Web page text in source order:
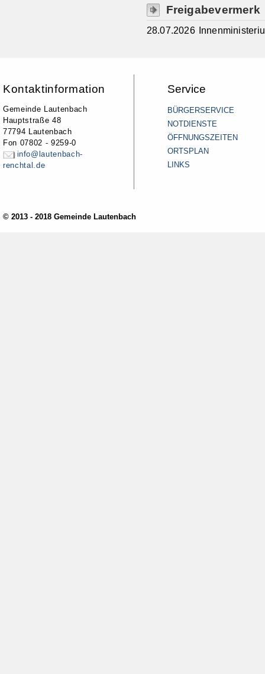
Freigabevermerk
28.07.2026
Kontaktinformation
Gemeinde Lautenbach
Hauptstraße 48
77794 Lautenbach
Fon 07802 - 9259-0
info@lautenbach-
renchtal.de
Service
BÜRGERSERVICE
NOTDIENSTE
ÖFFNUNGSZEITEN
ORTSPLAN
LINKS
© 2013 - 2018 Gemeinde Lautenbach